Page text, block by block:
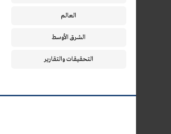
العالم
الشرق الأوسط
التحقيقات والتقارير